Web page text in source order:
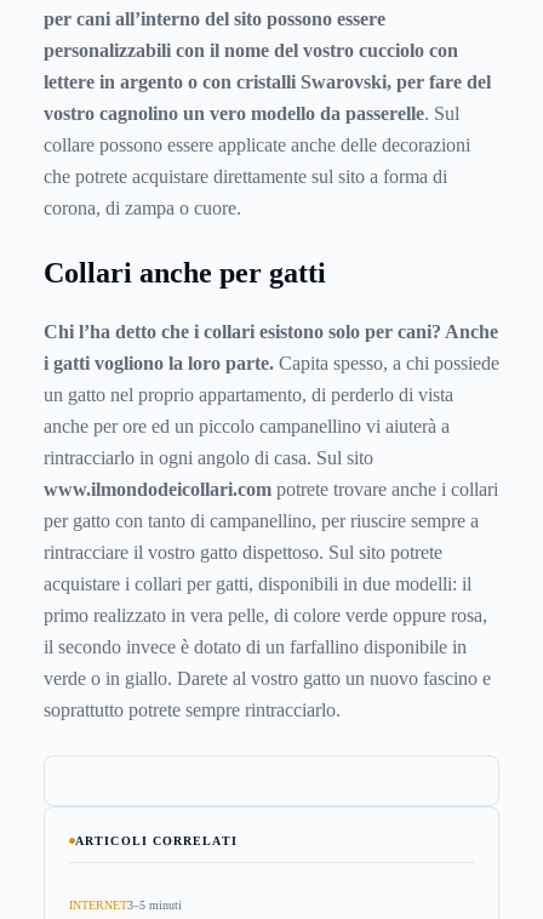
per cani all’interno del sito possono essere
personalizzabili con il nome del vostro cucciolo con
lettere in argento o con cristalli Swarovski, per fare del
vostro cagnolino un vero modello da passerelle. Sul
collare possono essere applicate anche delle decorazioni
che potrete acquistare direttamente sul sito a forma di
corona, di zampa o cuore.
Collari anche per gatti
Chi l’ha detto che i collari esistono solo per cani? Anche
i gatti vogliono la loro parte. Capita spesso, a chi possiede
un gatto nel proprio appartamento, di perderlo di vista
anche per ore ed un piccolo campanellino vi aiuterà a
rintracciarlo in ogni angolo di casa. Sul sito
www.ilmondodeicollari.com potrete trovare anche i collari
per gatto con tanto di campanellino, per riuscire sempre a
rintracciare il vostro gatto dispettoso. Sul sito potrete
acquistare i collari per gatti, disponibili in due modelli: il
primo realizzato in vera pelle, di colore verde oppure rosa,
il secondo invece è dotato di un farfallino disponibile in
verde o in giallo. Darete al vostro gatto un nuovo fascino e
soprattutto potrete sempre rintracciarlo.
ARTICOLI CORRELATI
INTERNET3–5 minuti